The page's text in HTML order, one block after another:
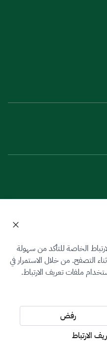
والجمارك
الخاصة للتأكد من سهولة
التصفح. من خلال الاستمرار في
ملفات تعريف الارتباط.
رفض
الارتباط